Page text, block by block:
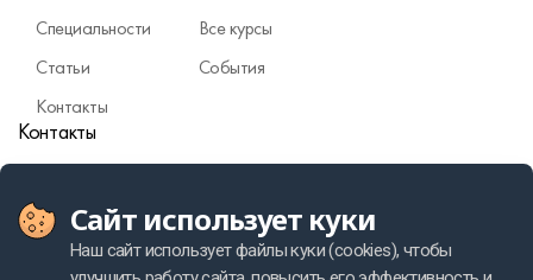
Сайт использует куки
Наш сайт использует файлы куки (cookies), чтобы
Специальности
Все курсы
Статьи
События
Контакты
Контакты
Политика персональных данных